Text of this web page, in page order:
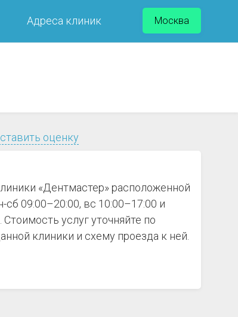
Адреса клиник Москва
оценку
«Дентмастер» расположенной
сб 09:00–20:00, вс 10:00–17:00 и
услуг уточняйте по
клиники и схему проезда к ней.